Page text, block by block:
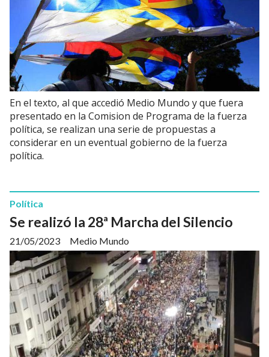
En el texto, al que accedió Medio Mundo y que fuera
presentado en la Comision de Programa de la fuerza
política, se realizan una serie de propuestas a
considerar en un eventual gobierno de la fuerza
política.
Se realizó la 28ª Marcha del Silencio
Medio Mundo
Política
21/05/2023